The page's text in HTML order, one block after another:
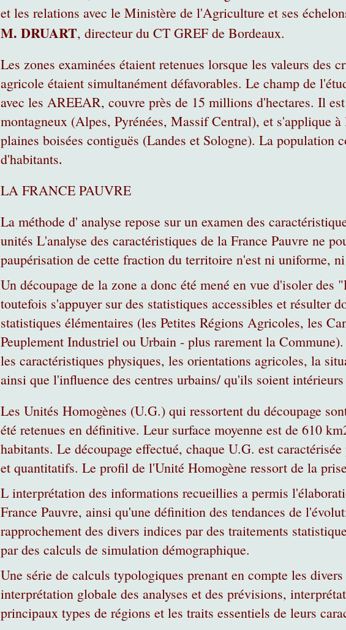
et les relations avec le Ministère de l'Agriculture et ses
M. DRUART, directeur du CT GREF de Bordeaux.
Les zones examinées étaient retenues lorsque les valeurs des
agricole étaient simultanément défavorables. Le champ de
avec les AREEAR, couvre près de 15 millions d'hectares. Il
montagneux (Alpes, Pyrénées, Massif Central), et s'applique
plaines boisées contiguës (Landes et Sologne). La population
d'habitants.
LA FRANCE PAUVRE
La méthode d' analyse repose sur un examen des
unités L'analyse des caractéristiques de la France Pauvre ne
paupérisation de cette fraction du territoire n'est ni uniforme,
Un découpage de la zone a donc été mené en vue d'isoler des
toutefois s'appuyer sur des statistiques accessibles et résulter
statistiques élémentaires (les Petites Régions Agricoles, les
Peuplement Industriel ou Urbain - plus rarement la
les caractéristiques physiques, les orientations agricoles, la
ainsi que l'influence des centres urbains/ qu'ils soient
Les Unités Homogènes (U.G.) qui ressortent du découpage
été retenues en définitive. Leur surface moyenne est de 610
habitants. Le découpage effectué, chaque U.G. est
et quantitatifs. Le profil de l'Unité Homogène ressort de la
L interprétation des informations recueillies a permis
France Pauvre, ainsi qu'une définition des tendances de
rapprochement des divers indices par des traitements
par des calculs de simulation démographique.
Une série de calculs typologiques prenant en compte les
interprétation globale des analyses et des prévisions,
principaux types de régions et les traits essentiels de leurs